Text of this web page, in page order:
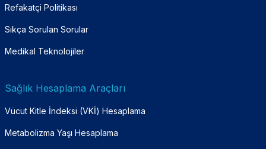
Refakatçi Politikası
Sıkça Sorulan Sorular
Medikal Teknolojiler
Sağlık Hesaplama Araçları
Vücut Kitle İndeksi (VKİ) Hesaplama
Metabolizma Yaşı Hesaplama